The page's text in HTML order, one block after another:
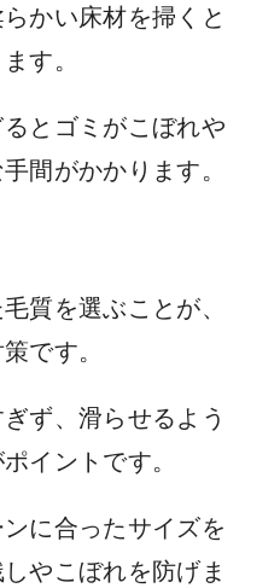
かい床材を掃くと
す。
とゴミがこぼれや
間がかかります。
質を選ぶことが、
です。
ず、滑らせるよう
イントです。
に合ったサイズを
やこぼれを防げま